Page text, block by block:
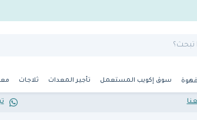
سوق إكويب المستعمل تأجير المعدات ثلاجات